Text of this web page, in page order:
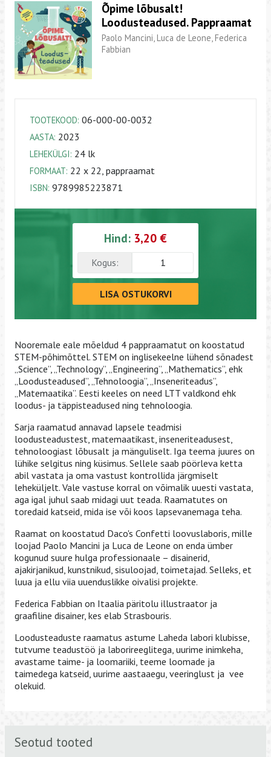
Õpime lõbusalt!
Loodusteadused. Pappraamat
Paolo Mancini, Luca de Leone, Federica
Fabbian
TOOTEKOOD: 06-000-00-0032
AASTA: 2023
LEHEKÜLGI: 24 lk
FORMAAT: 22 x 22, pappraamat
ISBN: 9789985223871
Hind: 3,20 €
Kogus:
LISA OSTUKORVI
Nooremale eale mõeldud 4 pappraamatut on koostatud
STEM-põhimõttel. STEM on inglisekeelne lühend sõnadest
„Science”, „Technology”, „Engineering”, „Mathematics”, ehk
„Loodusteadused”, „Tehnoloogia”, „Inseneriteadus”,
„Matemaatika”. Eesti keeles on need LTT valdkond ehk
loodus- ja täppisteadused ning tehnoloogia.
Sarja raamatud annavad lapsele teadmisi
loodusteadustest, matemaatikast, inseneriteadusest,
tehnoloogiast lõbusalt ja mänguliselt. Iga teema juures on
lühike selgitus ning küsimus. Sellele saab pöörleva ketta
abil vastata ja oma vastust kontrollida järgmiselt
leheküljelt. Vale vastuse korral on võimalik uuesti vastata,
aga igal juhul saab midagi uut teada. Raamatutes on
toredaid katseid, mida ise või koos lapsevanemaga teha.
Raamat on koostatud Daco's Confetti loovuslaboris, mille
loojad Paolo Mancini ja Luca de Leone on enda ümber
kogunud suure hulga professionaale – disainerid,
ajakirjanikud, kunstnikud, sisuloojad, toimetajad. Selleks, et
luua ja ellu viia uuenduslikke oivalisi projekte.
Federica Fabbian on Itaalia päritolu illustraator ja
graafiline disainer, kes elab Strasbouris.
Loodusteaduste raamatus astume Laheda labori klubisse,
tutvume teadustöö ja laborireeglitega, uurime inimkeha,
avastame taime- ja loomariiki, teeme loomade ja
taimedega katseid, uurime aastaaegu, veeringlust ja vee
olekuid.
Seotud tooted